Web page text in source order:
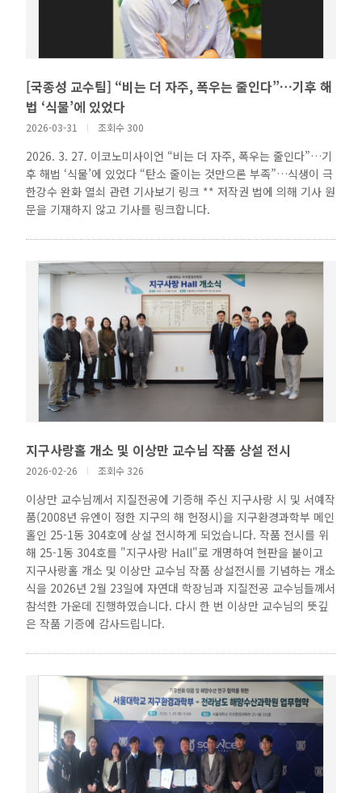
[국종성 교수팀] “비는 더 자주, 폭우는 줄인다”…기후 해
법 ‘식물’에 있었다
2026-03-31 l 조회수 300
2026. 3. 27. 이코노미사이언 “비는 더 자주, 폭우는 줄인다”…기
후 해법 ‘식물’에 있었다 “탄소 줄이는 것만으론 부족”…식생이 극
한강수 완화 열쇠 관련 기사보기 링크 ** 저작권 법에 의해 기사 원
문을 기재하지 않고 기사를 링크합니다.
지구사랑홀 개소 및 이상만 교수님 작품 상설 전시
2026-02-26 l 조회수 326
이상만 교수님께서 지질전공에 기증해 주신 지구사랑 시 및 서예작
품(2008년 유엔이 정한 지구의 해 헌정시)을 지구환경과학부 메인
홀인 25-1동 304호에 상설 전시하게 되었습니다. 작품 전시를 위
해 25-1동 304호를 "지구사랑 Hall"로 개명하여 현판을 붙이고
지구사랑홀 개소 및 이상만 교수님 작품 상설전시를 기념하는 개소
식을 2026년 2월 23일에 자연대 학장님과 지질전공 교수님들께서
참석한 가운데 진행하였습니다. 다시 한 번 이상만 교수님의 뜻깊
은 작품 기증에 감사드립니다.